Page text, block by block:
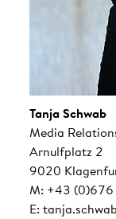
Tanja Schwab
Media
Arnulfplatz 2
9020
M: +43
E: